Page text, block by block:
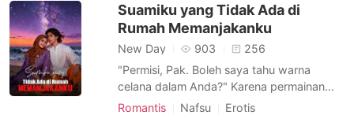
pertahankan, Ellard
Suamiku yang Tidak Ada di
Rumah Memanjakanku
New Day 903
256
"Permisi, Pak. Boleh saya tahu warna
celana dalam Anda?" Karena permainan
truth or dare, Kimberly mendapati dirinya
Romantis Nafsu
Erotis